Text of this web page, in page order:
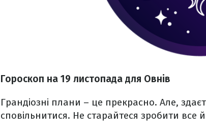
Гороскоп на 19 листопада для Овнів
Грандіозні плани – це прекрасно. Але,
сповільнитися. Не старайтеся зробити все